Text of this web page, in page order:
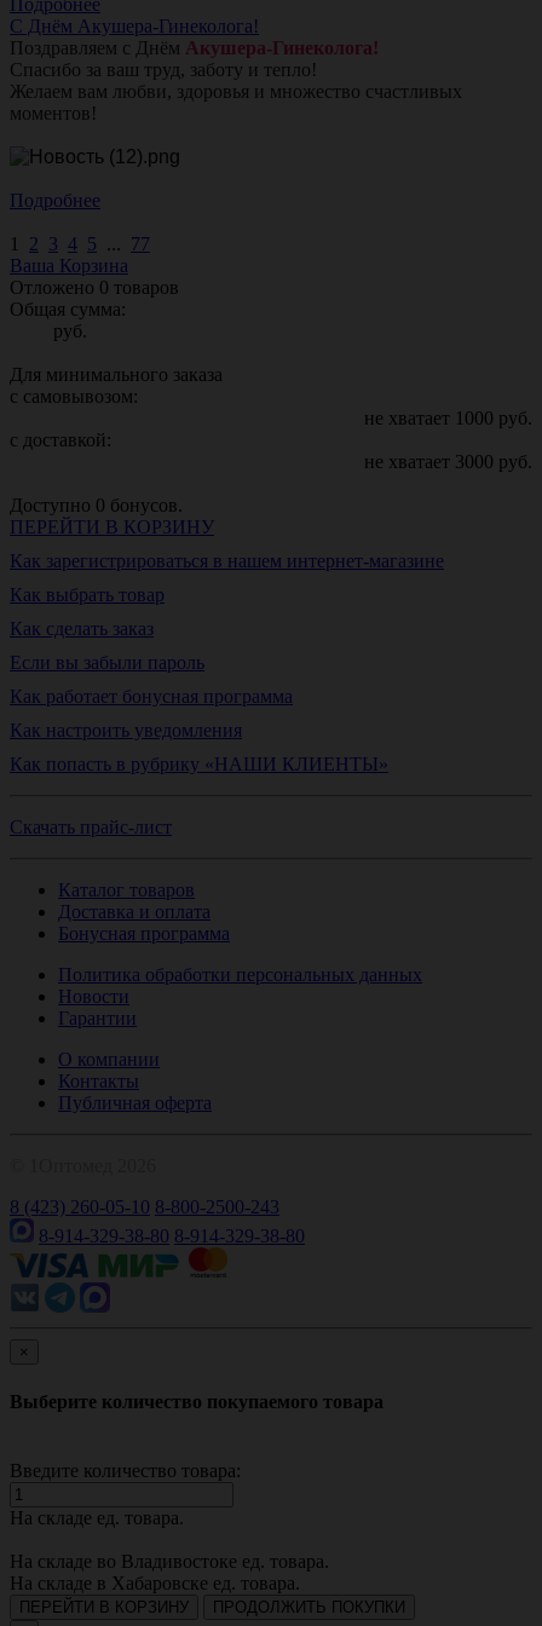
Подробнее
С Днём Акушера-Гинеколога!
Поздравляем с Днём Акушера-Гинеколога!
Спасибо за ваш труд, заботу и тепло!
Желаем вам любви, здоровья и множество счастливых
моментов!
Подробнее
1 2 3 4 5 ... 77
Ваша Корзина
Отложено 0 товаров
Общая сумма:
руб.
Для минимального заказа
с самовывозом:
не хватает 1000 руб.
с доставкой:
не хватает 3000 руб.
Доступно 0 бонусов.
ПЕРЕЙТИ В КОРЗИНУ
Как зарегистрироваться в нашем интернет-магазине
Как выбрать товар
Как сделать заказ
Если вы забыли пароль
Как работает бонусная программа
Как настроить уведомления
Как попасть в рубрику «НАШИ КЛИЕНТЫ»
Скачать прайс-лист
Каталог товаров
Доставка и оплата
Бонусная программа
Политика обработки персональных данных
Новости
Гарантии
О компании
Контакты
Публичная оферта
8 (423) 260-05-10 8-800-2500-243
8-914-329-38-80 8-914-329-38-80
×
Выберите количество покупаемого товара
Введите количество товара:
На складе ед. товара.
На складе во Владивостоке ед. товара.
На складе в Хабаровске ед. товара.
ПЕРЕЙТИ В КОРЗИНУ
ПРОДОЛЖИТЬ ПОКУПКИ